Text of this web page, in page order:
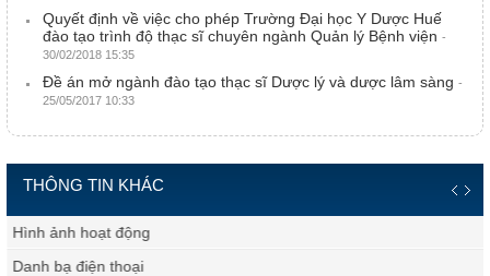
Quyết định về việc cho phép Trường Đại học Y Dược Huế
đào tạo trình độ thạc sĩ chuyên ngành Quản lý Bệnh viện -
30/02/2018 15:35
Đề án mở ngành đào tạo thạc sĩ Dược lý và dược lâm sàng -
25/05/2017 10:33
THÔNG TIN KHÁC
Hình ảnh hoạt động
Danh bạ điện thoại